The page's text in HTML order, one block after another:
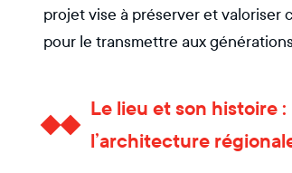
projet vise à préserver et valoriser
pour le transmettre aux
Le lieu et son histoire
l’architecture